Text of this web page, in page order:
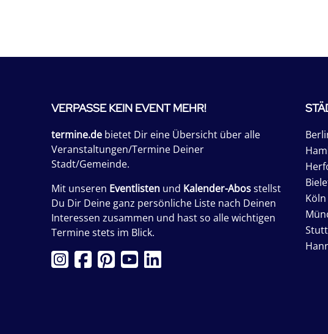
VERPASSE KEIN EVENT MEHR!
termine.de bietet Dir eine Übersicht über alle
Veranstaltungen/Termine Deiner
Stadt/Gemeinde.
Mit unseren Eventlisten und Kalender-Abosstellst
Du Dir Deine ganz persönliche Liste nach Deinen
Interessen zusammen und hast so alle wichtigen
Termine stets im Blick.
Köln